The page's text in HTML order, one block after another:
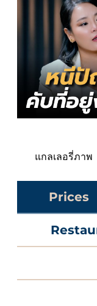
Prices
แกลเลอรี่ภาพ